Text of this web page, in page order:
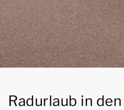
Radurlaub in